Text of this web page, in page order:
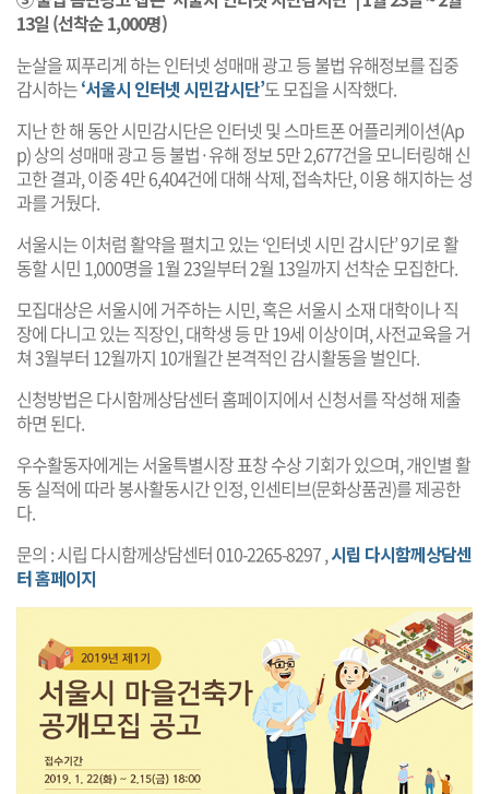
13일 (선착순 1,000명)
눈살을 찌푸리게 하는 인터넷 성매매 광고 등 불법 유해정보를 집중
감시하는‘서울시 인터넷 시민감시단’도 모집을 시작했다.
지난 한 해 동안 시민감시단은 인터넷 및 스마트폰 어플리케이션(Ap
p) 상의 성매매 광고 등 불법·유해 정보 5만 2,677건을 모니터링해 신
고한 결과, 이중 4만 6,404건에 대해 삭제, 접속차단, 이용 해지하는 성
과를 거뒀다.
서울시는 이처럼 활약을 펼치고 있는 ‘인터넷 시민 감시단’ 9기로 활
동할 시민 1,000명을 1월 23일부터 2월 13일까지 선착순 모집한다.
모집대상은 서울시에 거주하는 시민, 혹은 서울시 소재 대학이나 직
장에 다니고 있는 직장인, 대학생 등 만 19세 이상이며, 사전교육을 거
쳐 3월부터 12월까지 10개월간 본격적인 감시활동을 벌인다.
신청방법은 다시함께상담센터 홈페이지에서 신청서를 작성해 제출
하면 된다.
우수활동자에게는 서울특별시장 표창 수상 기회가 있으며, 개인별 활
동 실적에 따라 봉사활동시간 인정, 인센티브(문화상품권)를 제공한
다.
문의 : 시립 다시함께상담센터 010-2265-8297 ,시립 다시함께상담센
터 홈페이지